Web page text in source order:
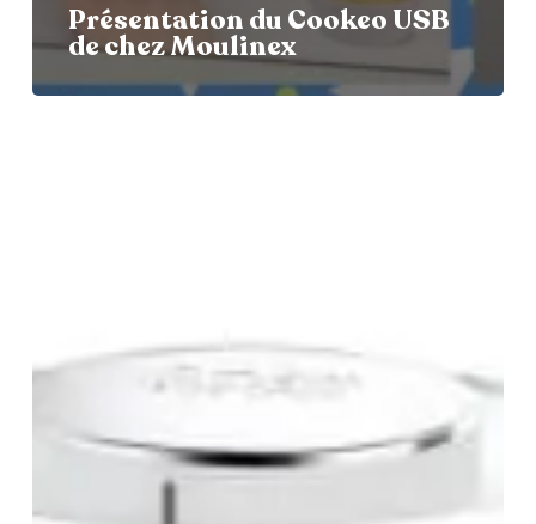
Présentation du Cookeo USB
de chez Moulinex